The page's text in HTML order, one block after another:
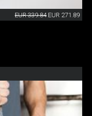
EUR 339.84 EUR 271.89